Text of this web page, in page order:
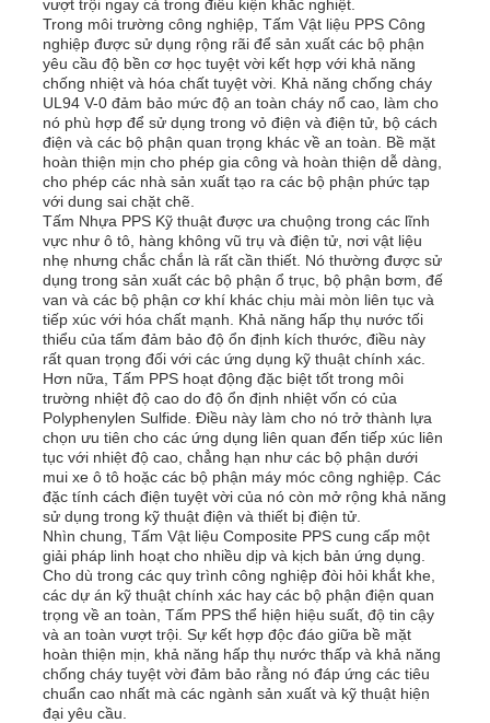
vượt trội ngay cả trong điều kiện khắc nghiệt.
Trong môi trường công nghiệp, Tấm Vật liệu PPS Công
nghiệp được sử dụng rộng rãi để sản xuất các bộ phận
yêu cầu độ bền cơ học tuyệt vời kết hợp với khả năng
chống nhiệt và hóa chất tuyệt vời. Khả năng chống cháy
UL94 V-0 đảm bảo mức độ an toàn cháy nổ cao, làm cho
nó phù hợp để sử dụng trong vỏ điện và điện tử, bộ cách
điện và các bộ phận quan trọng khác về an toàn. Bề mặt
hoàn thiện mịn cho phép gia công và hoàn thiện dễ dàng,
cho phép các nhà sản xuất tạo ra các bộ phận phức tạp
với dung sai chặt chẽ.
Tấm Nhựa PPS Kỹ thuật được ưa chuộng trong các lĩnh
vực như ô tô, hàng không vũ trụ và điện tử, nơi vật liệu
nhẹ nhưng chắc chắn là rất cần thiết. Nó thường được sử
dụng trong sản xuất các bộ phận ổ trục, bộ phận bơm, đế
van và các bộ phận cơ khí khác chịu mài mòn liên tục và
tiếp xúc với hóa chất mạnh. Khả năng hấp thụ nước tối
thiểu của tấm đảm bảo độ ổn định kích thước, điều này
rất quan trọng đối với các ứng dụng kỹ thuật chính xác.
Hơn nữa, Tấm PPS hoạt động đặc biệt tốt trong môi
trường nhiệt độ cao do độ ổn định nhiệt vốn có của
Polyphenylen Sulfide. Điều này làm cho nó trở thành lựa
chọn ưu tiên cho các ứng dụng liên quan đến tiếp xúc liên
tục với nhiệt độ cao, chẳng hạn như các bộ phận dưới
mui xe ô tô hoặc các bộ phận máy móc công nghiệp. Các
đặc tính cách điện tuyệt vời của nó còn mở rộng khả năng
sử dụng trong kỹ thuật điện và thiết bị điện tử.
Nhìn chung, Tấm Vật liệu Composite PPS cung cấp một
giải pháp linh hoạt cho nhiều dịp và kịch bản ứng dụng.
Cho dù trong các quy trình công nghiệp đòi hỏi khắt khe,
các dự án kỹ thuật chính xác hay các bộ phận điện quan
trọng về an toàn, Tấm PPS thể hiện hiệu suất, độ tin cậy
và an toàn vượt trội. Sự kết hợp độc đáo giữa bề mặt
hoàn thiện mịn, khả năng hấp thụ nước thấp và khả năng
chống cháy tuyệt vời đảm bảo rằng nó đáp ứng các tiêu
chuẩn cao nhất mà các ngành sản xuất và kỹ thuật hiện
đại yêu cầu.